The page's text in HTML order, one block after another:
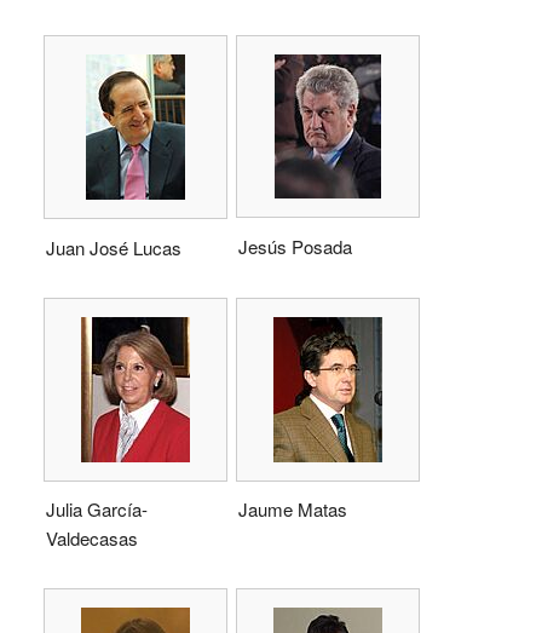
Juan José Lucas Jesús Posada
Julia García-
Valdecasas
Jaume Matas